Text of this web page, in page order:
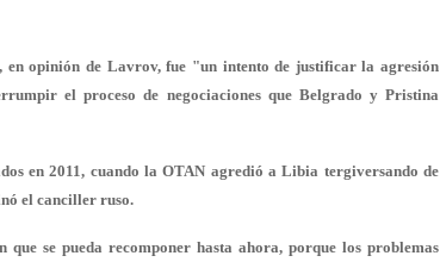
en opinión de Lavrov, fue "un intento de justificar la agresión
el proceso de negociaciones que Belgrado y Pristina
en 2011, cuando la OTAN agredió a Libia tergiversando de
el canciller ruso.
se pueda recomponer hasta ahora, porque los problemas